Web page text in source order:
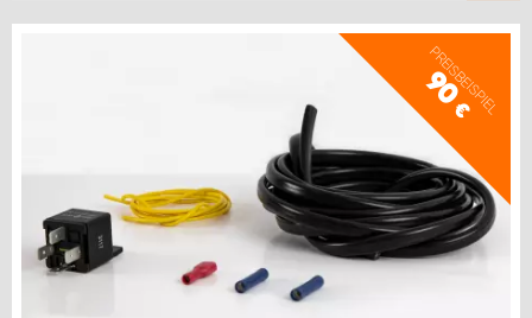
PREISBEISPIEL
90
€